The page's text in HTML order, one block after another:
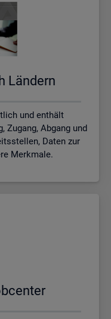
Län­dern
und enthält
Zugang, Abgang und
Daten zur
Merkmale.